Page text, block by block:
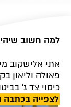
למה חשוב
אתי אלישקוב
כיסוי צד ג'
לצפייה